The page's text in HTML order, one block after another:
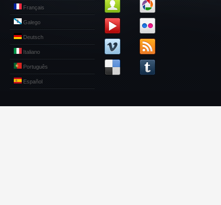
Français
Galego
Deutsch
Italiano
Português
Español